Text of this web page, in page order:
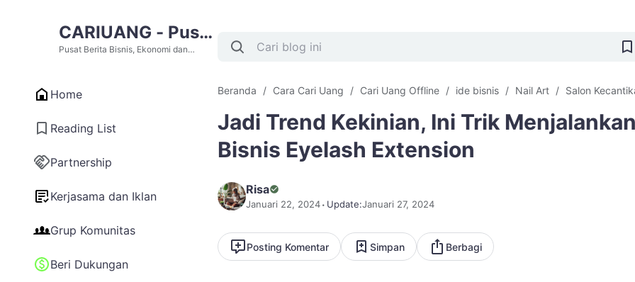
CARIUANG - Pusat
Berita Bisnis,
Uang Terupdate
Hari Ini
Pusat Berita Bisnis, Ekonomi dan
Home
Reading List
Partnership
Kerjasama dan Iklan
Grup Komunitas
Beri Dukungan
Beranda Cara Cari Uang Cari Uang Offline ide bisnis Nail Art Salon
Jadi Trend Kekinian, Ini Trik Menjalankan
Bisnis Eyelash Extension
Risa
Januari 22, 2024 Update:Januari 27, 2024
Posting Komentar Simpan Berbagi